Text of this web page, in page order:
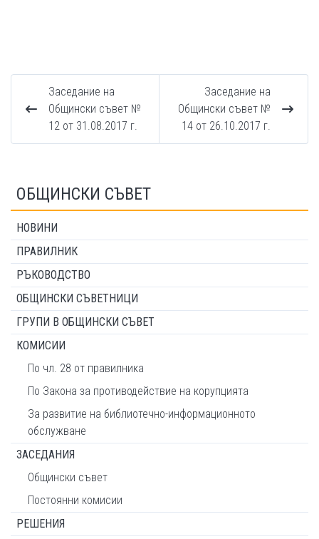
Заседание на
Общински съвет №
12 от 31.08.2017 г.
Заседание на
Общински съвет №
14 от 26.10.2017 г.
ОБЩИНСКИ СЪВЕТ
НОВИНИ
ПРАВИЛНИК
РЪКОВОДСТВО
ОБЩИНСКИ СЪВЕТНИЦИ
ГРУПИ В ОБЩИНСКИ СЪВЕТ
КОМИСИИ
По чл. 28 от правилника
По Закона за противодействие на корупцията
За развитие на библиотечно-информационното
обслужване
ЗАСЕДАНИЯ
Общински съвет
Постоянни комисии
РЕШЕНИЯ